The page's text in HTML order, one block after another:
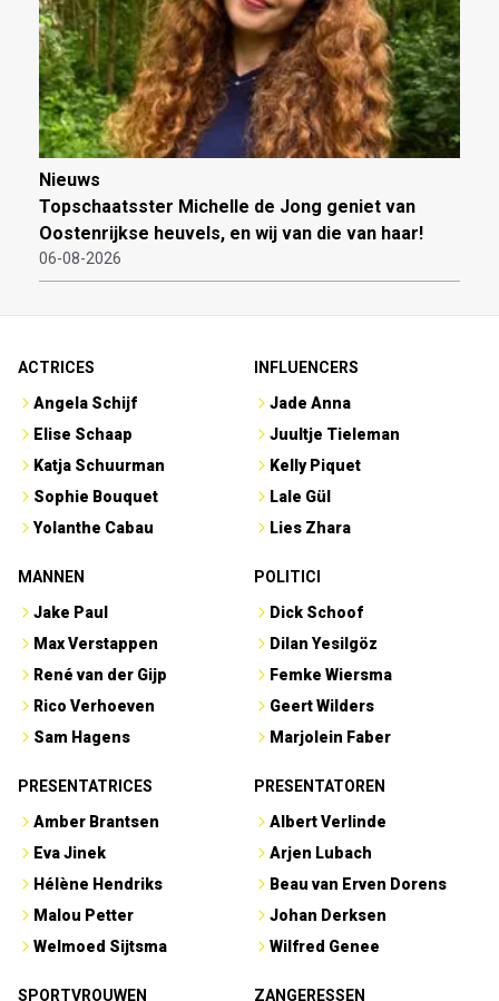
Nieuws
Topschaatsster Michelle de Jong geniet van
Oostenrijkse heuvels, en wij van die van haar!
06-08-2026
ACTRICES
Angela Schijf
Elise Schaap
Katja Schuurman
Sophie Bouquet
Yolanthe Cabau
INFLUENCERS
Jade Anna
Juultje Tieleman
Kelly Piquet
Lale Gül
Lies Zhara
MANNEN
Jake Paul
Max Verstappen
René van der Gijp
Rico Verhoeven
Sam Hagens
POLITICI
Dick Schoof
Dilan Yesilgöz
Femke Wiersma
Geert Wilders
Marjolein Faber
PRESENTATRICES
Amber Brantsen
Eva Jinek
Hélène Hendriks
Malou Petter
Welmoed Sijtsma
PRESENTATOREN
Albert Verlinde
Arjen Lubach
Beau van Erven Dorens
Johan Derksen
Wilfred Genee
SPORTVROUWEN ZANGERESSEN